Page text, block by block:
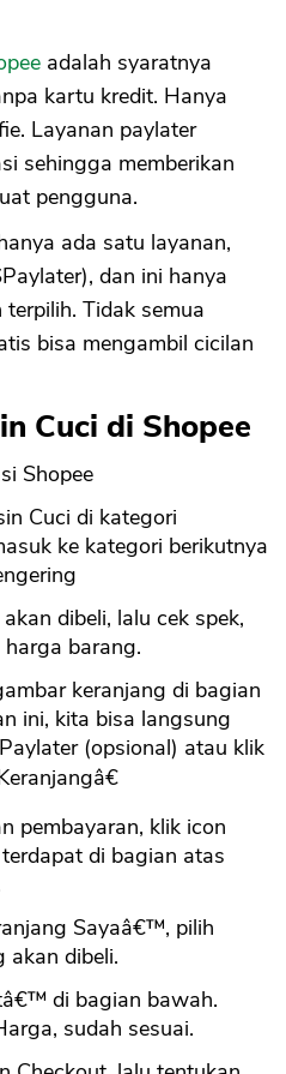
adalah syaratnya
kartu kredit. Hanya
Layanan paylater
sehingga memberikan
pengguna.
ada satu layanan,
dan ini hanya
Tidak semua
bisa mengambil cicilan
Cuci di Shopee
Shopee
Cuci di kategori
ke kategori berikutnya
dibeli, lalu cek spek,
barang.
keranjang di bagian
ini, kita bisa langsung
(opsional) atau klik
pembayaran, klik icon
di bagian atas
Sayaâ€™, pilih
akan dibeli.
di bagian bawah.
sudah sesuai.